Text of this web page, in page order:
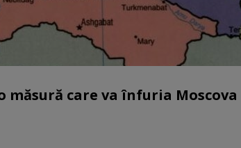
măsură care va înfuria Moscova